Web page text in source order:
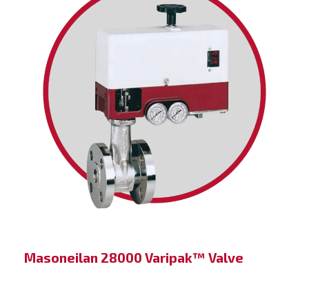
Masoneilan 28000 Varipak™ Valve